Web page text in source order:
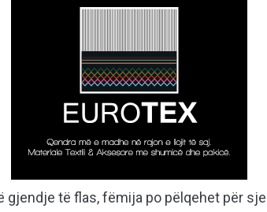
gjendje të flas, fëmija po pëlqehet për